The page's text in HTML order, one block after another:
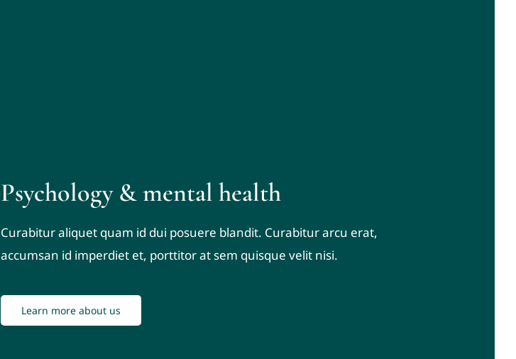
Psychology & mental health
Curabitur aliquet quam id dui posuere blandit. Curabitur arcu erat,
accumsan id imperdiet et, porttitor at sem quisque velit nisi.
Learn more about us